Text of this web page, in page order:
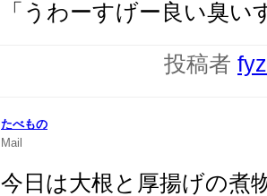
「うわーすげー良い臭
投稿者
たべもの
Mail
今日は大根と厚揚げの煮